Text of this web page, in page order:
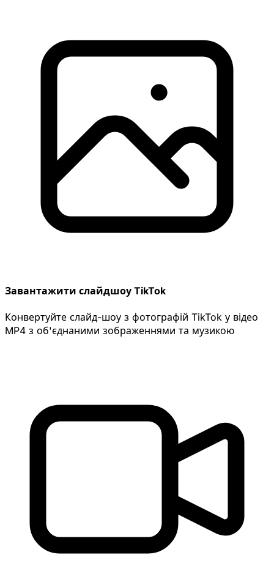
Завантажити слайдшоу TikTok
Конвертуйте слайд-шоу з фотографій TikTok у відео
MP4 з об'єднаними зображеннями та музикою